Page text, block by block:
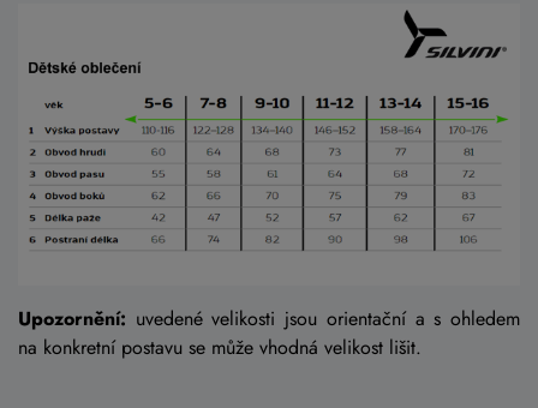
Upozornění: uvedené velikosti jsou orientační a s ohledem
na konkretní postavu se může vhodná velikost lišit.